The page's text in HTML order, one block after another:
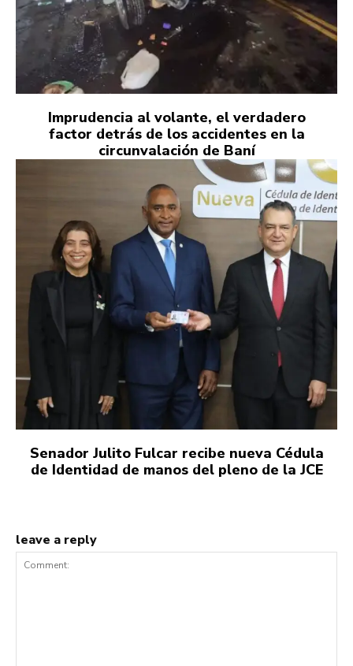
Imprudencia al volante, el verdadero
factor detrás de los accidentes en la
circunvalación de Baní
Senador Julito Fulcar recibe nueva Cédula
de Identidad de manos del pleno de la JCE
leave a reply